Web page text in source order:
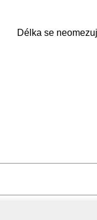
Délka se